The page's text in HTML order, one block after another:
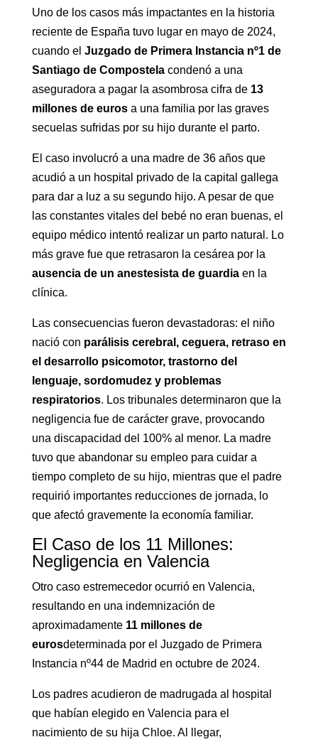
Uno de los casos más impactantes en la historia
reciente de España tuvo lugar en mayo de 2024,
cuando el Juzgado de Primera Instancia nº1 de
Santiago de Compostelacondenó a una
aseguradora a pagar la asombrosa cifra de 13
millones de eurosa una familia por las graves
secuelas sufridas por su hijo durante el parto.
El caso involucró a una madre de 36 años que
acudió a un hospital privado de la capital gallega
para dar a luz a su segundo hijo. A pesar de que
las constantes vitales del bebé no eran buenas, el
equipo médico intentó realizar un parto natural. Lo
más grave fue que retrasaron la cesárea por la
ausencia de un anestesista de guardiaen la
clínica.
Las consecuencias fueron devastadoras: el niño
nació con parálisis cerebral, ceguera, retraso en
el desarrollo psicomotor, trastorno del
lenguaje, sordomudez y problemas
respiratorios. Los tribunales determinaron que la
negligencia fue de carácter grave, provocando
una discapacidad del 100% al menor. La madre
tuvo que abandonar su empleo para cuidar a
tiempo completo de su hijo, mientras que el padre
requirió importantes reducciones de jornada, lo
que afectó gravemente la economía familiar.
El Caso de los 11 Millones:
Negligencia en Valencia
Otro caso estremecedor ocurrió en Valencia,
resultando en una indemnización de
aproximadamente 11 millones de
eurosdeterminada por el Juzgado de Primera
Instancia nº44 de Madrid en octubre de 2024.
Los padres acudieron de madrugada al hospital
que habían elegido en Valencia para el
nacimiento de su hija Chloe. Al llegar,